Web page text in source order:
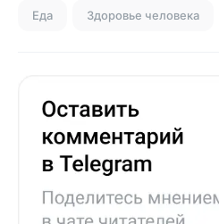
Еда Здоровье человека